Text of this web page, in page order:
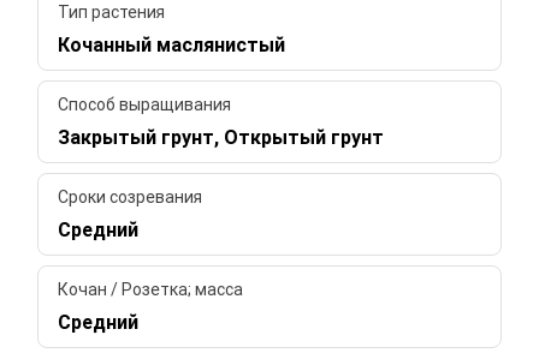
Тип растения
Кочанный маслянистый
Способ выращивания
Закрытый грунт, Открытый грунт
Сроки созревания
Средний
Кочан / Розетка; масса
Средний